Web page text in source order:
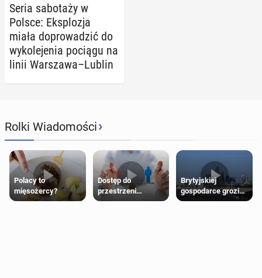
Seria sa­bo­ta­ży w
Polsce: Eks­plo­zja
miała do­pro­wa­dzić do
wy­ko­le­je­nia pociągu na
linii War­sza­wa–Lublin
Rolki Wiadomości›
Polacy to
mięsożercy?
Dostęp do
przestrzeni
przeznaczonych
Brytyjskiej
gospodarce grozi
recesja, jeśli